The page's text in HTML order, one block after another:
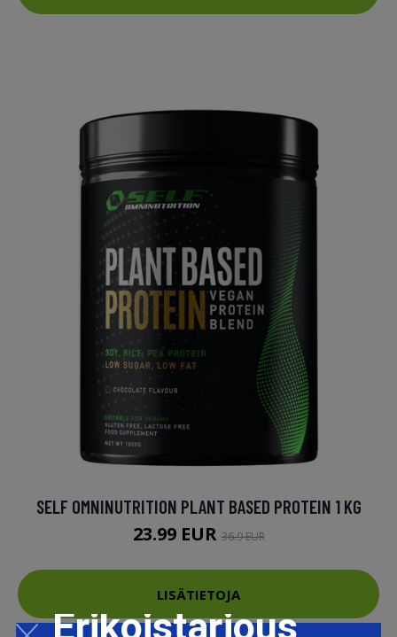
SELF OMNINUTRITION PLANT BASED PROTEIN 1 KG
23.99 EUR36.9 EUR
LISÄTIETOJA
Erikoistarjous